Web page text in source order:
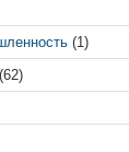
(1)
(62)